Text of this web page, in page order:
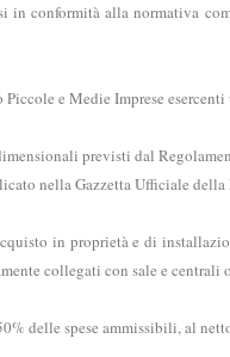
in conformità alla normativa
Piccole e Medie Imprese
previsti dal
nella Gazzetta Ufficiale
in proprietà e di
collegati con sale e
delle spese ammissibili, al